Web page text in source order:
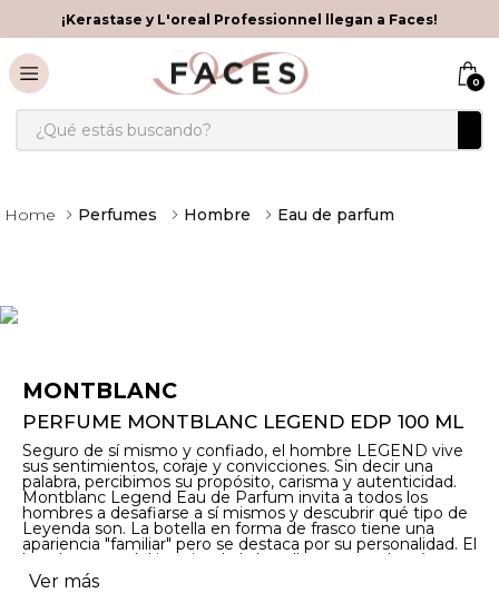
¡Kerastase y L'oreal Professionnel llegan a Faces!
0
¿Qué estás buscando?
Perfumes Hombre Eau de parfum
MONTBLANC
PERFUME MONTBLANC LEGEND EDP 100 ML
Seguro de sí mismo y confiado, el hombre LEGEND vive
sus sentimientos, coraje y convicciones. Sin decir una
palabra, percibimos su propósito, carisma y autenticidad.
Montblanc Legend Eau de Parfum invita a todos los
hombres a desafiarse a sí mismos y descubrir qué tipo de
Leyenda son. La botella en forma de frasco tiene una
apariencia "familiar" pero se destaca por su personalidad. El
lacado negro del interior de la botella expresa el carácter
poderoso de la fragancia, mientras que el emblema de
Montblanc y el nombre en un sutil dorado evocan la
Ver más